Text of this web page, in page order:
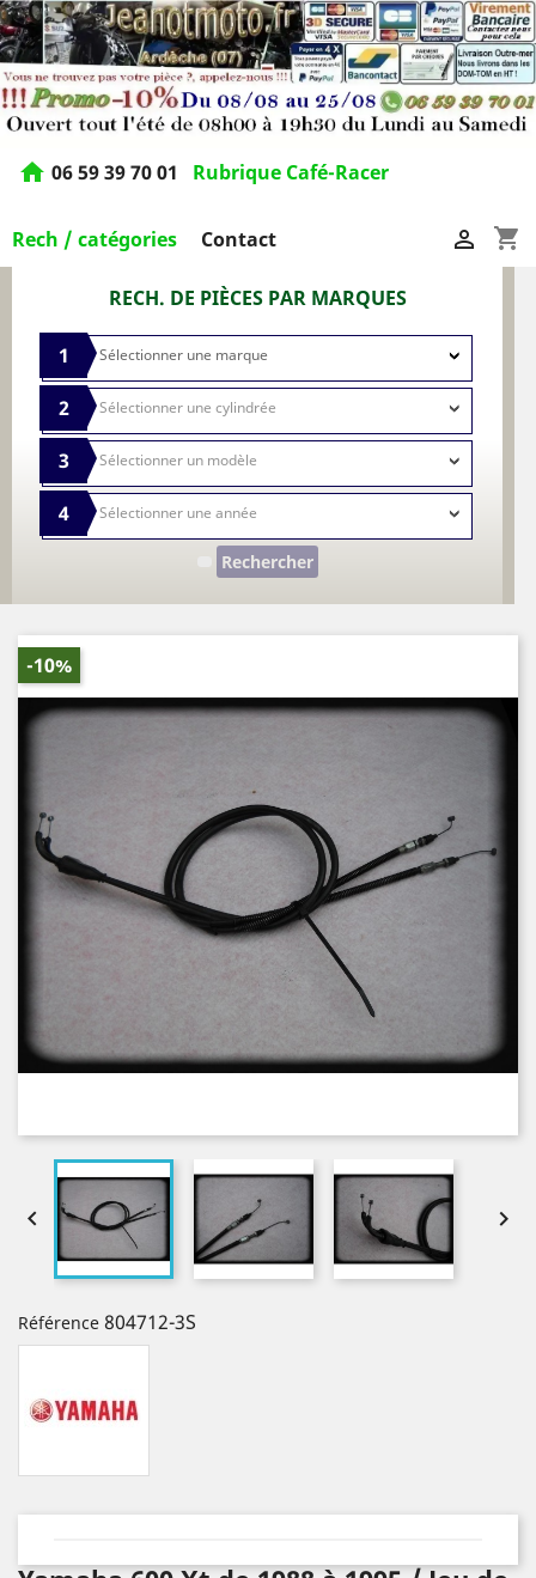
home 06 59 39 70 01 Rubrique Café-Racer
Rech / catégories Contact shopping_cart

RECH. DE PIÈCES PAR MARQUES
1
2
3
4
Rechercher
-10%
 
Référence 804712-3S